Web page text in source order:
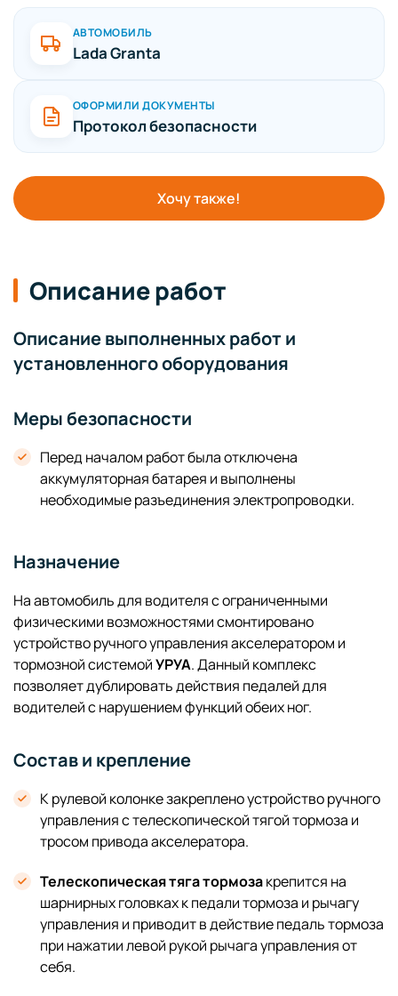
АВТОМОБИЛЬ
Lada Granta
ОФОРМИЛИ ДОКУМЕНТЫ
Протокол безопасности
Хочу также!
Описание работ
Описание выполненных работ и
установленного оборудования
Меры безопасности
Перед началом работ была отключена
аккумуляторная батарея и выполнены
необходимые разъединения электропроводки.
Назначение
На автомобиль для водителя с ограниченными
физическими возможностями смонтировано
устройство ручного управления акселератором и
тормозной системойУРУА. Данный комплекс
позволяет дублировать действия педалей для
водителей с нарушением функций обеих ног.
Состав и крепление
К рулевой колонке закреплено устройство ручного
управления с телескопической тягой тормоза и
тросом привода акселератора.
Телескопическая тяга тормозакрепится на
шарнирных головках к педали тормоза и рычагу
управления и приводит в действие педаль тормоза
при нажатии левой рукой рычага управления от
себя.